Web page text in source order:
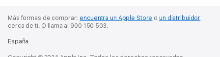
Más formas de comprar: encuentra un Apple Store oun distribuidor
cerca de ti. O llama al 900 150 503.
España